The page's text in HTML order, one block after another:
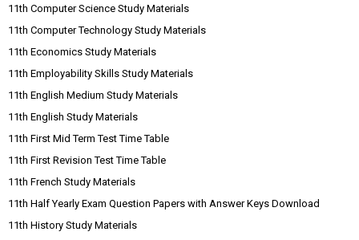
11th Computer Science Study Materials
11th Computer Technology Study Materials
11th Economics Study Materials
11th Employability Skills Study Materials
11th English Medium Study Materials
11th English Study Materials
11th First Mid Term Test Time Table
11th First Revision Test Time Table
11th French Study Materials
11th Half Yearly Exam Question Papers with Answer Keys Download
11th History Study Materials